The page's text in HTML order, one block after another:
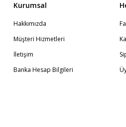
Kurumsal
Hakkımızda
Müşteri Hizmetleri
İletişim
Banka Hesap Bilgileri